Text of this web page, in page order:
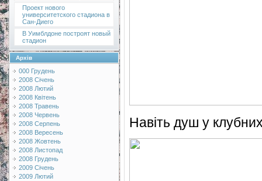
Проект нового
университетского стадиона в
Сан-Диего
В Уимблдоне построят новый
стадион
Архів
000 Грудень
2008 Січень
2008 Лютий
2008 Квітень
2008 Травень
2008 Червень
2008 Серпень
2008 Вересень
2008 Жовтень
2008 Листопад
2008 Грудень
2009 Січень
2009 Лютий
Навіть душ у